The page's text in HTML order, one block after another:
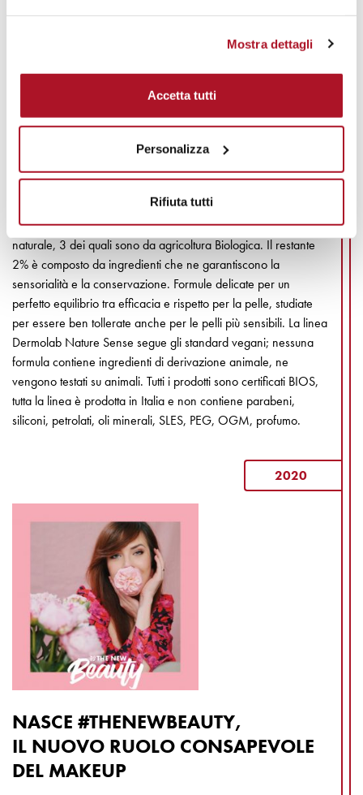
Mostra dettagli
Accetta tutti
Personalizza
Rifiuta tutti
LA NOSTRA NATURA
MEDITERRANEA
AL SERVIZIO DELLA COSMETICA
I prodotti DERMOLAB NATURE SENSE nascono e vengono
prodotti in Italia con almeno 98% di ingredienti di origine
naturale, 3 dei quali sono da agricoltura Biologica. Il restante
2% è composto da ingredienti che ne garantiscono la
sensorialità e la conservazione. Formule delicate per un
perfetto equilibrio tra efficacia e rispetto per la pelle, studiate
per essere ben tollerate anche per le pelli più sensibili. La linea
Dermolab Nature Sense segue gli standard vegani; nessuna
formula contiene ingredienti di derivazione animale, ne
vengono testati su animali. Tutti i prodotti sono certificati BIOS,
tutta la linea è prodotta in Italia e non contiene parabeni,
siliconi, petrolati, oli minerali, SLES, PEG, OGM, profumo.
2020
NASCE #THENEWBEAUTY,
IL NUOVO RUOLO CONSAPEVOLE
DEL MAKEUP